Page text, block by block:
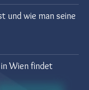
und wie man seine
Wien findet